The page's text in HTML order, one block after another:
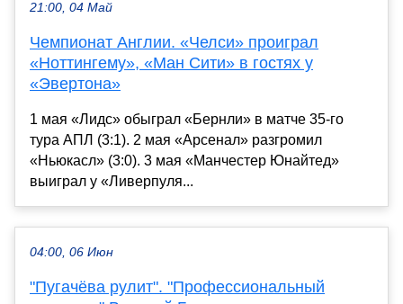
21:00, 04 Май
Чемпионат Англии. «Челси» проиграл
«Ноттингему», «Ман Сити» в гостях у
«Эвертона»
1 мая «Лидс» обыграл «Бернли» в матче 35-го
тура АПЛ (3:1). 2 мая «Арсенал» разгромил
«Ньюкасл» (3:0). 3 мая «Манчестер Юнайтед»
выиграл у «Ливерпуля...
04:00, 06 Июн
"Пугачёва рулит". "Профессиональный